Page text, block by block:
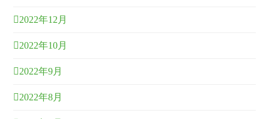
2022年12月
2022年10月
2022年9月
2022年8月